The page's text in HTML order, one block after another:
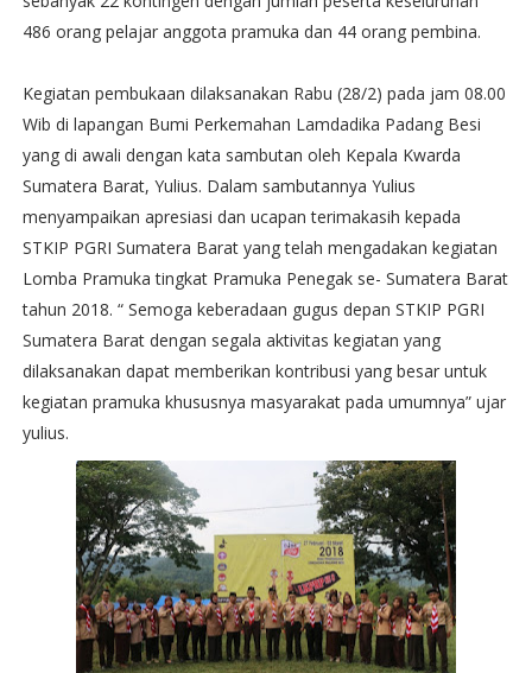
486 orang pelajar anggota pramuka dan 44 orang pembina.
Kegiatan pembukaan dilaksanakan Rabu (28/2) pada jam 08.00
Wib di lapangan Bumi Perkemahan Lamdadika Padang Besi
yang di awali dengan kata sambutan oleh Kepala Kwarda
Sumatera Barat, Yulius. Dalam sambutannya Yulius
menyampaikan apresiasi dan ucapan terimakasih kepada
STKIP PGRI Sumatera Barat yang telah mengadakan kegiatan
Lomba Pramuka tingkat Pramuka Penegak se- Sumatera Barat
tahun 2018. “ Semoga keberadaan gugus depan STKIP PGRI
Sumatera Barat dengan segala aktivitas kegiatan yang
dilaksanakan dapat memberikan kontribusi yang besar untuk
kegiatan pramuka khususnya masyarakat pada umumnya” ujar
yulius.